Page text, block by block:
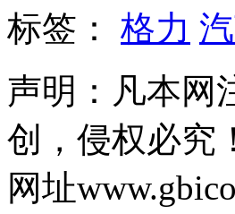
标签：
格力
声明：凡本网
创，侵权必究
网址